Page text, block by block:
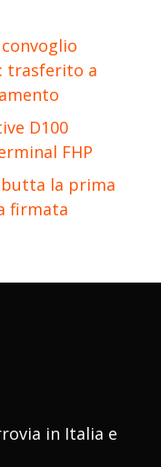
trasferito a
D100
FHP
la prima
firmata
in Italia e